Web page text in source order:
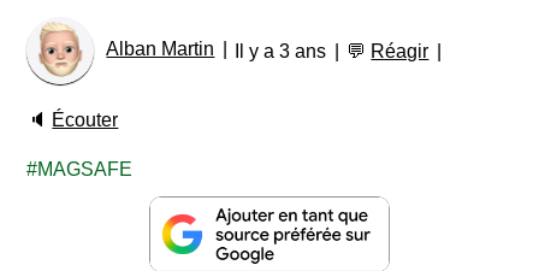
Alban Martin Il y a 3 ans 💬 Réagir
🔈 Écouter
MAGSAFE